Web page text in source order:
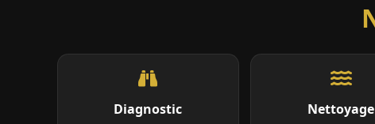
Diagnostic Nettoyage